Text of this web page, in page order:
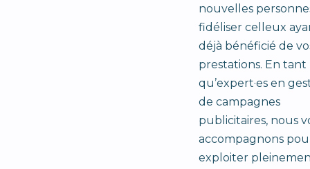
nouvelles
fidéliser celleux
déjà bénéficié de
prestations. En tant
qu’expert·es en
de campagnes
publicitaires, nous
accompagnons
exploiter